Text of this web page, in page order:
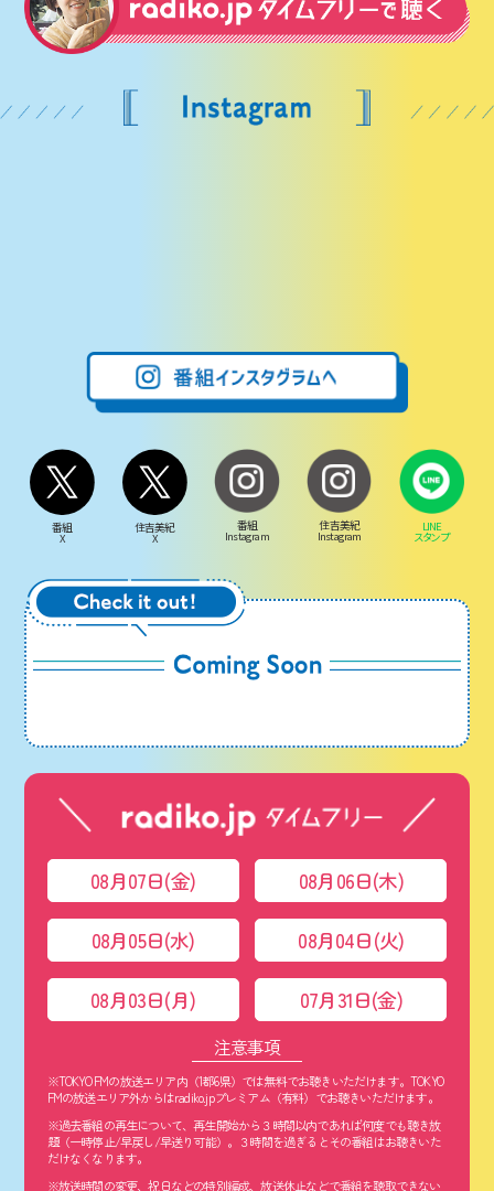
番組
X
住吉美紀
X
番組
Instagram
住吉美紀
Instagram
LINE
スタンプ
08月07日(金) 08月06日(木)
08月05日(水) 08月04日(火)
08月03日(月) 07月31日(金)
注意事項
※TOKYO FMの放送エリア内（1都6県）では無料でお聴きいただけます。TOKYO
FMの放送エリア外からはradiko.jpプレミアム（有料）でお聴きいただけます。
※過去番組の再生について、再生開始から３時間以内であれば何度でも聴き放
題（一時停止/早戻し/早送り可能）。３時間を過ぎるとその番組はお聴きいた
だけなくなります。
※放送時間の変更、祝日などの特別編成、放送休止などで番組を聴取できない